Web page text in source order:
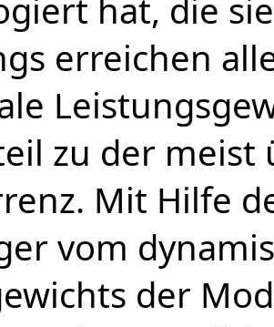
hat, die
erreichen
zu der
Mit Hilfe
vom
der